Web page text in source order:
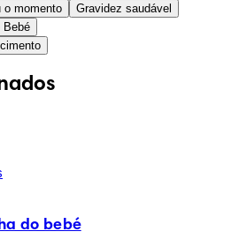
o momento
Gravidez saudável
Bebé
do bebé